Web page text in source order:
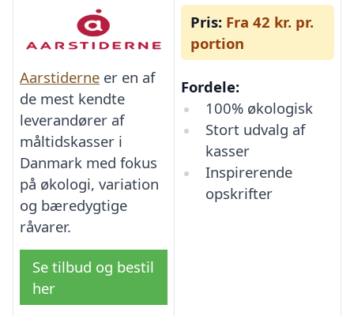
Aarstiderne er en af
de mest kendte
leverandører af
måltidskasser i
Danmark med fokus
på økologi, variation
og bæredygtige
råvarer.
Se tilbud og bestil
her
Pris: Fra 42 kr. pr.
portion
Fordele:
100% økologisk
Stort udvalg af
kasser
Inspirerende
opskrifter